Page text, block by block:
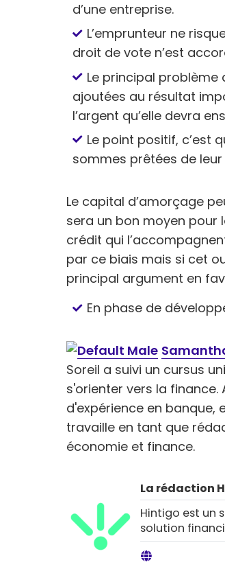
d’une entreprise.
L’emprunteur ne
droit de vote n’est
Le principal
ajoutées au résultat
l’argent qu’elle devra
Le point positif, c’est
sommes prêtées de
Le capital d’amorçage
sera un bon moyen pour
crédit qui
par ce biais mais si cet
principal argument en
En phase de
Soreil a suivi un cursus
s'orienter vers la
d'expérience en banque,
travaille en tant que
économie et finance.
La rédaction
Hintigo est un
solution